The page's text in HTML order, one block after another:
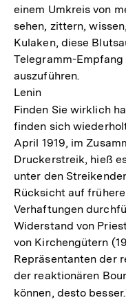
einem Umkreis von
sehen, zittern,
Kulaken, diese
Telegramm-
auszuführen.
Lenin
Finden Sie wirklich
finden sich
April 1919, im
Druckerstreik, hieß
unter den
Rücksicht auf
Verhaftungen
Widerstand von
von Kirchengütern
Repräsentanten der
der reaktionären
können, desto